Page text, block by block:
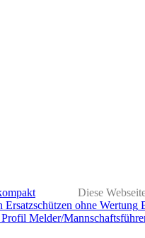
Diese
Ersatzschützen ohne Wertung
Profil Melder/